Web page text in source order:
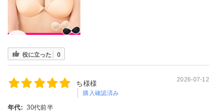
役に立った 0
ち様様
購入確認済み
2026-07-12
年代: 30代前半